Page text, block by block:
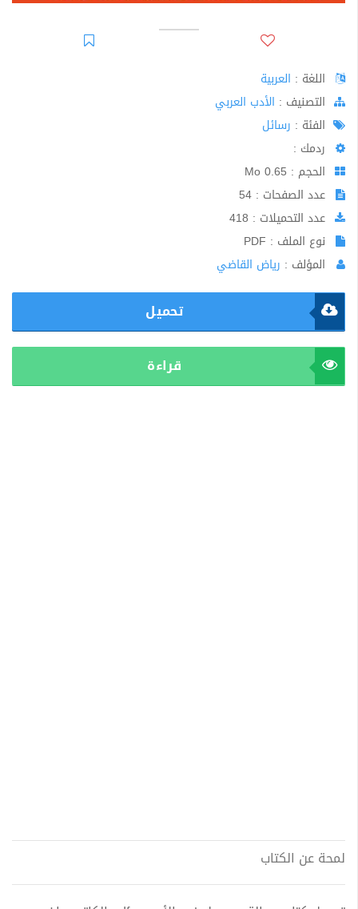
اللغة : العربية
اﻟﺘﺼﻨﻴﻒ : الأدب العربي
الفئة : رسائل
ردمك :
الحجم : 0.65 Mo
عدد الصفحات : 54
عدد التحميلات : 418
نوع الملف : PDF
المؤلف : رياض القاضي
تحميل
قراءة
لمحة عن الكتاب